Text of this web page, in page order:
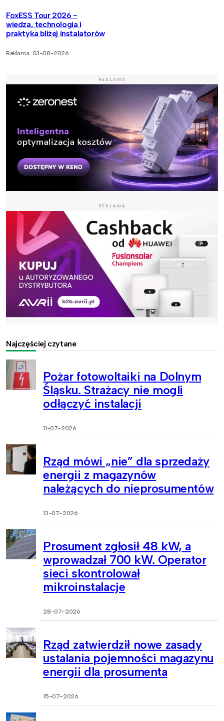
FoxESS Tour 2026 -
wiedza, technologia i
praktyka bliżej instalatorów
Reklama 03-08-2026
REKLAMA
REKLAMA
Najczęściej czytane
Pożar fotowoltaiki na Dolnym
Śląsku. Strażacy nie mogli
odłączyć instalacji
11-07-2026
Rząd mówi „nie” dla sprzedaży
energii z magazynów
należących do nieprosumentów
13-07-2026
Prosument zgłosił 48 kW, a
wprowadzał 700 kW. Operator
sieci skontrolował
mikroinstalacje
28-07-2026
Rząd zatwierdził nowe zasady
ustalania pojemności magazynu
energii dla prosumenta
15-07-2026